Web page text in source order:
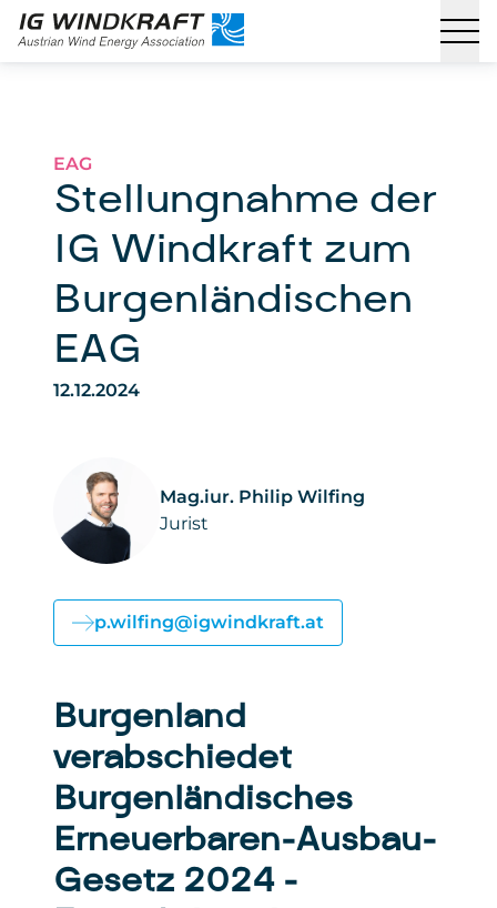
EAG
Stellungnahme der
IG Windkraft zum
Burgenländischen
EAG
12.12.2024
Mag.iur. Philip Wilfing
Jurist
p.wilfing@igwindkraft.at
Burgenland
verabschiedet
Burgenländisches
Erneuerbaren-Ausbau-
Gesetz 2024 –